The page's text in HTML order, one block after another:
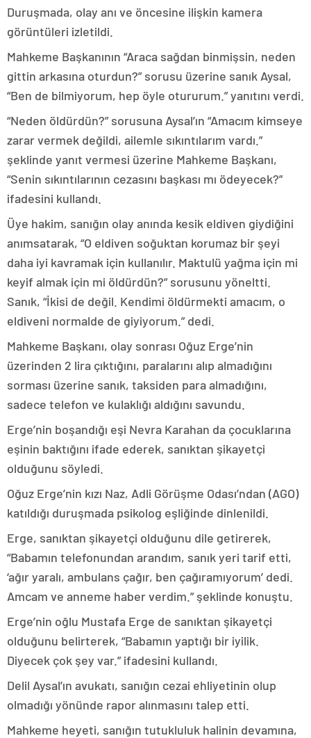
Duruşmada, olay anı ve öncesine ilişkin kamera
görüntüleri izletildi.
Mahkeme Başkanının “Araca sağdan binmişsin, neden
gittin arkasına oturdun?” sorusu üzerine sanık Aysal,
“Ben de bilmiyorum, hep öyle otururum.” yanıtını verdi.
“Neden öldürdün?” sorusuna Aysal’ın “Amacım kimseye
zarar vermek değildi, ailemle sıkıntılarım vardı.”
şeklinde yanıt vermesi üzerine Mahkeme Başkanı,
“Senin sıkıntılarının cezasını başkası mı ödeyecek?”
ifadesini kullandı.
Üye hakim, sanığın olay anında kesik eldiven giydiğini
anımsatarak, “O eldiven soğuktan korumaz bir şeyi
daha iyi kavramak için kullanılır. Maktulü yağma için mi
keyif almak için mi öldürdün?” sorusunu yöneltti.
Sanık, “İkisi de değil. Kendimi öldürmekti amacım, o
eldiveni normalde de giyiyorum.” dedi.
Mahkeme Başkanı, olay sonrası Oğuz Erge’nin
üzerinden 2 lira çıktığını, paralarını alıp almadığını
sorması üzerine sanık, taksiden para almadığını,
sadece telefon ve kulaklığı aldığını savundu.
Erge’nin boşandığı eşi Nevra Karahan da çocuklarına
eşinin baktığını ifade ederek, sanıktan şikayetçi
olduğunu söyledi.
Oğuz Erge’nin kızı Naz, Adli Görüşme Odası’ndan (AGO)
katıldığı duruşmada psikolog eşliğinde dinlenildi.
Erge, sanıktan şikayetçi olduğunu dile getirerek,
“Babamın telefonundan arandım, sanık yeri tarif etti,
‘ağır yaralı, ambulans çağır, ben çağıramıyorum’ dedi.
Amcam ve anneme haber verdim.” şeklinde konuştu.
Erge’nin oğlu Mustafa Erge de sanıktan şikayetçi
olduğunu belirterek, “Babamın yaptığı bir iyilik.
Diyecek çok şey var.” ifadesini kullandı.
Delil Aysal’ın avukatı, sanığın cezai ehliyetinin olup
olmadığı yönünde rapor alınmasını talep etti.
Mahkeme heyeti, sanığın tutukluluk halinin devamına,